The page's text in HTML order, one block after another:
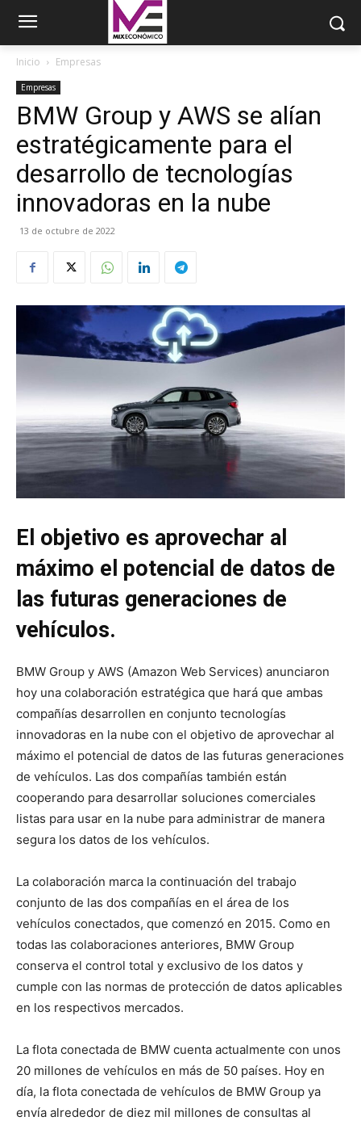
Inicio Empresas
Empresas
BMW Group y AWS se alían
estratégicamente para el
desarrollo de tecnologías
innovadoras en la nube
13 de octubre de 2022
El objetivo es aprovechar al
máximo el potencial de datos de
las futuras generaciones de
vehículos.
BMW Group y AWS (Amazon Web Services) anunciaron
hoy una colaboración estratégica que hará que ambas
compañías desarrollen en conjunto tecnologías
innovadoras en la nube con el objetivo de aprovechar al
máximo el potencial de datos de las futuras generaciones
de vehículos. Las dos compañías también están
cooperando para desarrollar soluciones comerciales
listas para usar en la nube para administrar de manera
segura los datos de los vehículos.
La colaboración marca la continuación del trabajo
conjunto de las dos compañías en el área de los
vehículos conectados, que comenzó en 2015. Como en
todas las colaboraciones anteriores, BMW Group
conserva el control total y exclusivo de los datos y
cumple con las normas de protección de datos aplicables
en los respectivos mercados.
La flota conectada de BMW cuenta actualmente con unos
20 millones de vehículos en más de 50 países. Hoy en
día, la flota conectada de vehículos de BMW Group ya
envía alrededor de diez mil millones de consultas al